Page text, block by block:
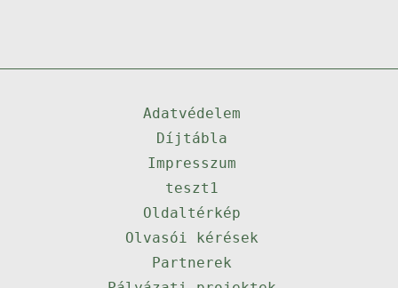
Adatvédelem
Díjtábla
Impresszum
teszt1
Oldaltérkép
Olvasói kérések
Partnerek